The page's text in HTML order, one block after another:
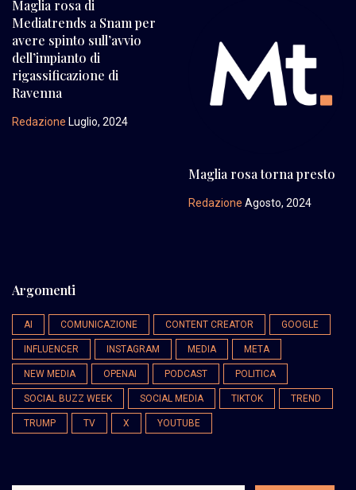
Maglia rosa di
Mediatrends a Snam per
avere spinto sull’avvio
dell’impianto di
rigassificazione di
Ravenna
Redazione Luglio, 2024
Maglia rosa torna presto
Redazione Agosto, 2024
Argomenti
AI COMUNICAZIONE CONTENT CREATOR GOOGLE
INFLUENCER INSTAGRAM MEDIA META
NEW MEDIA OPENAI PODCAST POLITICA
SOCIAL BUZZ WEEK SOCIAL MEDIA TIKTOK TREND
TRUMP TV X YOUTUBE